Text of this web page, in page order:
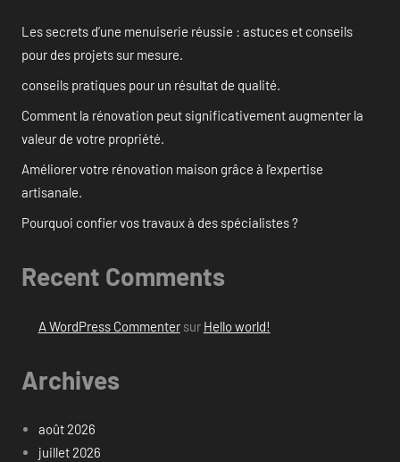
Les secrets d’une menuiserie réussie : astuces et conseils
pour des projets sur mesure.
conseils pratiques pour un résultat de qualité.
Comment la rénovation peut significativement augmenter la
valeur de votre propriété.
Améliorer votre rénovation maison grâce à l’expertise
artisanale.
Pourquoi confier vos travaux à des spécialistes ?
Recent Comments
A WordPress Commentersur Hello world!
Archives
août 2026
juillet 2026